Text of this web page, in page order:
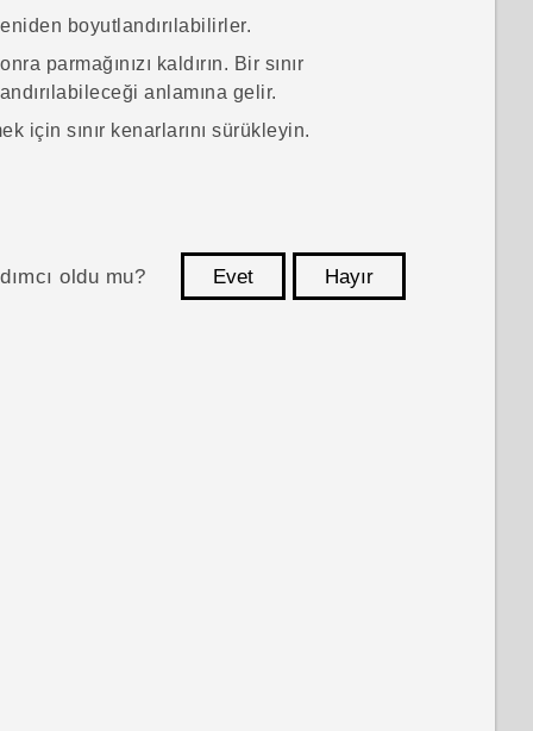
boyutlandırılabilirler.
parmağınızı kaldırın. Bir sınır
anlamına gelir.
için sınır kenarlarını sürükleyin.
oldu mu? Evet
Hayır